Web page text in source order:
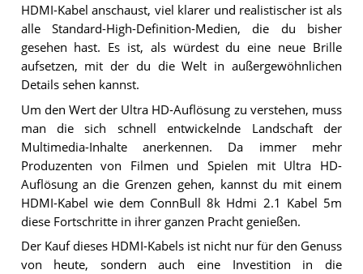
HDMI-Kabel anschaust, viel klarer und realistischer ist als
alle Standard-High-Definition-Medien, die du bisher
gesehen hast. Es ist, als würdest du eine neue Brille
aufsetzen, mit der du die Welt in außergewöhnlichen
Details sehen kannst.
Um den Wert der Ultra HD-Auflösung zu verstehen, muss
man die sich schnell entwickelnde Landschaft der
Multimedia-Inhalte anerkennen. Da immer mehr
Produzenten von Filmen und Spielen mit Ultra HD-
Auflösung an die Grenzen gehen, kannst du mit einem
HDMI-Kabel wie dem ConnBull 8k Hdmi 2.1 Kabel 5m
diese Fortschritte in ihrer ganzen Pracht genießen.
Der Kauf dieses HDMI-Kabels ist nicht nur für den Genuss
von heute, sondern auch eine Investition in die